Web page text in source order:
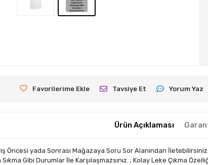
Favorilerime Ekle Tavsiye Et Yorum Yaz
Ürün Açıklaması
Öncesi yada Sonrası Mağazaya Soru Sor Alanından
Sıkma Gibi Durumlar İle Karşılaşmazsınız. ; Kolay Leke Çıkma